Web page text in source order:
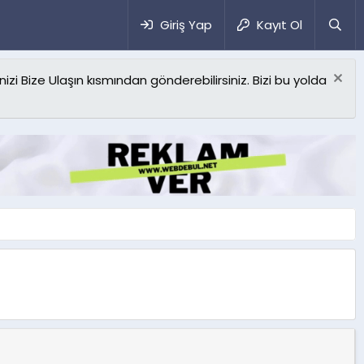
Giriş Yap Kayıt Ol
Ulaşın kısmından gönderebilirsiniz. Bizi bu yolda